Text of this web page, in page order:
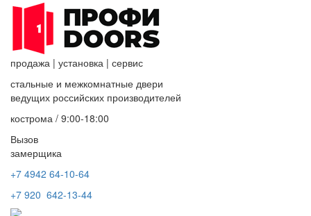
продажа | установка | сервис
стальные и межкомнатные двери
ведущих российских производителей
кострома / 9:00-18:00
Вызов
замерщика
+7 4942 64-10-64
+7 920 642-13-44